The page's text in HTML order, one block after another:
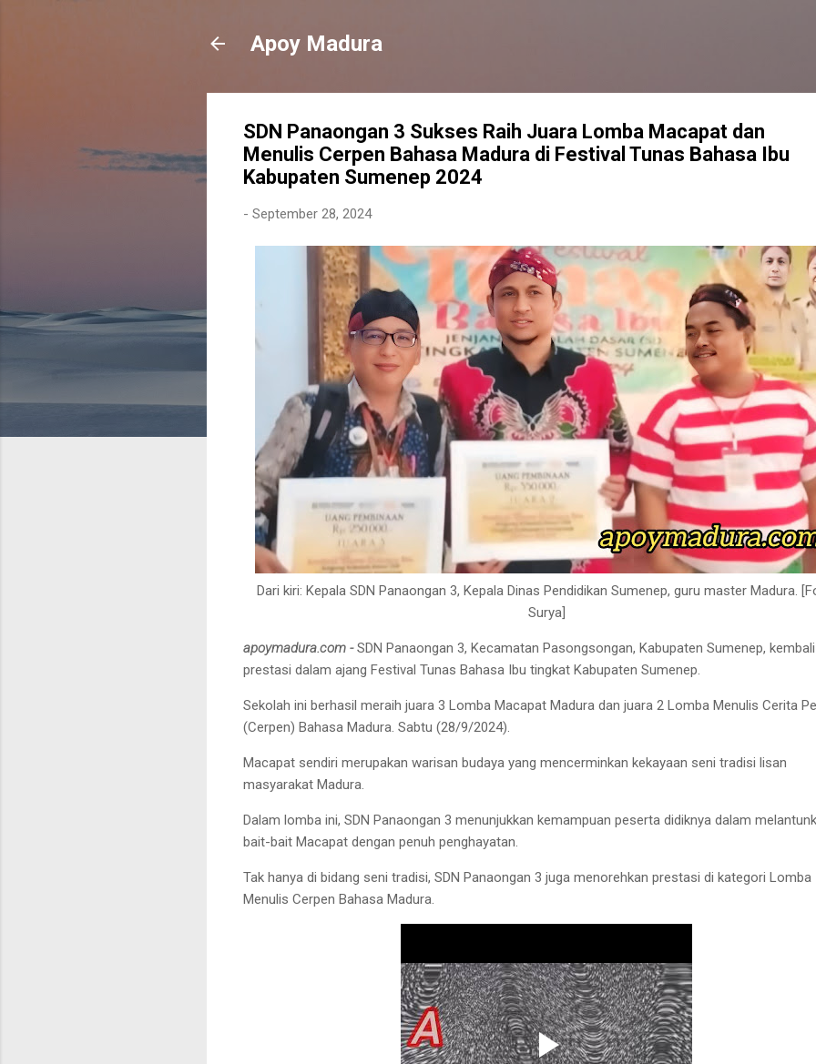
Apoy Madura
SDN Panaongan 3 Sukses Raih Juara Lomba Macapat dan
Menulis Cerpen Bahasa Madura di Festival Tunas Bahasa Ibu
Kabupaten Sumenep 2024
- September 28, 2024
Dari kiri: Kepala SDN Panaongan 3, Kepala Dinas Pendidikan Sumenep, guru master Madura.
Surya]
apoymadura.com -SDN Panaongan 3, Kecamatan Pasongsongan, Kabupaten Sumenep,
prestasi dalam ajang Festival Tunas Bahasa Ibu tingkat Kabupaten Sumenep.
Sekolah ini berhasil meraih juara 3 Lomba Macapat Madura dan juara 2 Lomba Menulis Cerita
(Cerpen) Bahasa Madura. Sabtu (28/9/2024).
Macapat sendiri merupakan warisan budaya yang mencerminkan kekayaan seni tradisi lisan
masyarakat Madura.
Dalam lomba ini, SDN Panaongan 3 menunjukkan kemampuan peserta didiknya dalam
bait-bait Macapat dengan penuh penghayatan.
Tak hanya di bidang seni tradisi, SDN Panaongan 3 juga menorehkan prestasi di kategori Lomba
Menulis Cerpen Bahasa Madura.